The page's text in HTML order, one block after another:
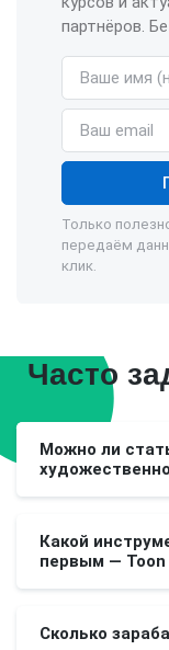
партнёров.
Имя
Только
передаём
клик.
Часто
Можно ли
Какой
первым — Toon
Сколько